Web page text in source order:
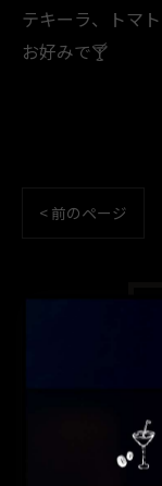
テキーラ、トマ
お好みで🍸️
< 前のページ